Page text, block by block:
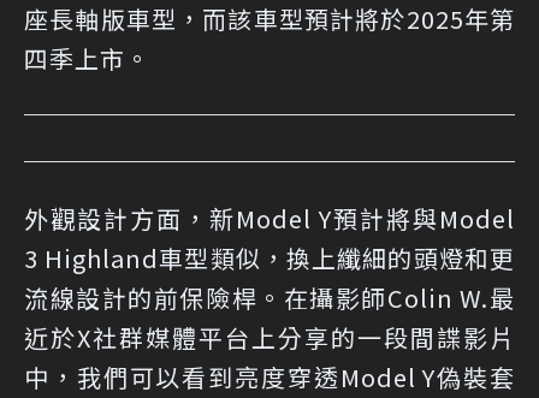
座長軸版車型，而該車型預計將於2025年第
四季上市。
外觀設計方面，新Model Y預計將與Model
3 Highland車型類似，換上纖細的頭燈和更
流線設計的前保險桿。在攝影師Colin W.最
近於X社群媒體平台上分享的一段間諜影片
中，我們可以看到亮度穿透Model Y偽裝套